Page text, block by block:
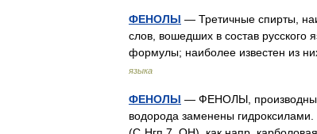
ФЕНОЛЫ — Третичные спирты,
слов, вошедших в состав
формулы; наиболее известен из
языка
ФЕНОЛЫ — ФЕНОЛЫ, производные
водорода заменены